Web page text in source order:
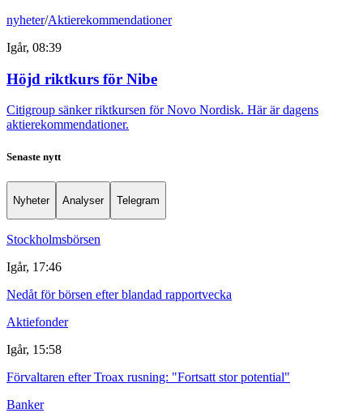
nyheter/Aktierekommendationer
Igår, 08:39
Höjd riktkurs för Nibe
Citigroup sänker riktkursen för Novo Nordisk. Här är dagens
aktierekommendationer.
Senaste nytt
Nyheter Analyser Telegram
Stockholmsbörsen
Igår, 17:46
Nedåt för börsen efter blandad rapportvecka
Aktiefonder
Igår, 15:58
Förvaltaren efter Troax rusning: "Fortsatt stor potential"
Banker